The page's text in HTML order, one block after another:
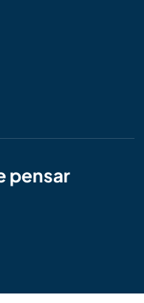
pensar